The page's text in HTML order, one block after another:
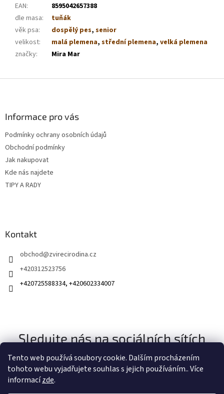
Tento web používá soubory cookie. Dalším procházením
tohoto webu vyjadřujete souhlas s jejich používáním.. Více
informacízde.
EAN:
8595042657388
dle masa:
tuňák
věk psa: dospělý pes, senior
velikost: malá plemena, střední plemena, velká plemena
značky: Mira Mar
Informace pro vás
Podmínky ochrany osobních údajů
Obchodní podmínky
Jak nakupovat
Kde nás najdete
TIPY A RADY
Kontakt
obchod@zvirecirodina.cz
+420312523756
+420725588334, +420602334007
Sledujte nás na sociálních sítích